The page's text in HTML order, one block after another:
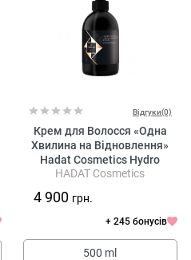
Відгуки(0)
Крем для Волосся «Одна
Хвилина на Відновлення»
Hadat Cosmetics Hydro
Recovery One Minute Repair
HADAT Cosmetics
4 900 грн.
+ 245 бонусів
500 ml